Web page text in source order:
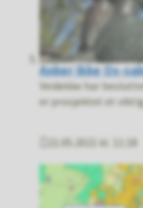
Anker ikke Os-
Veidekke har
er prosjektet et
Publisert
21.05.2021 kl. 11:18